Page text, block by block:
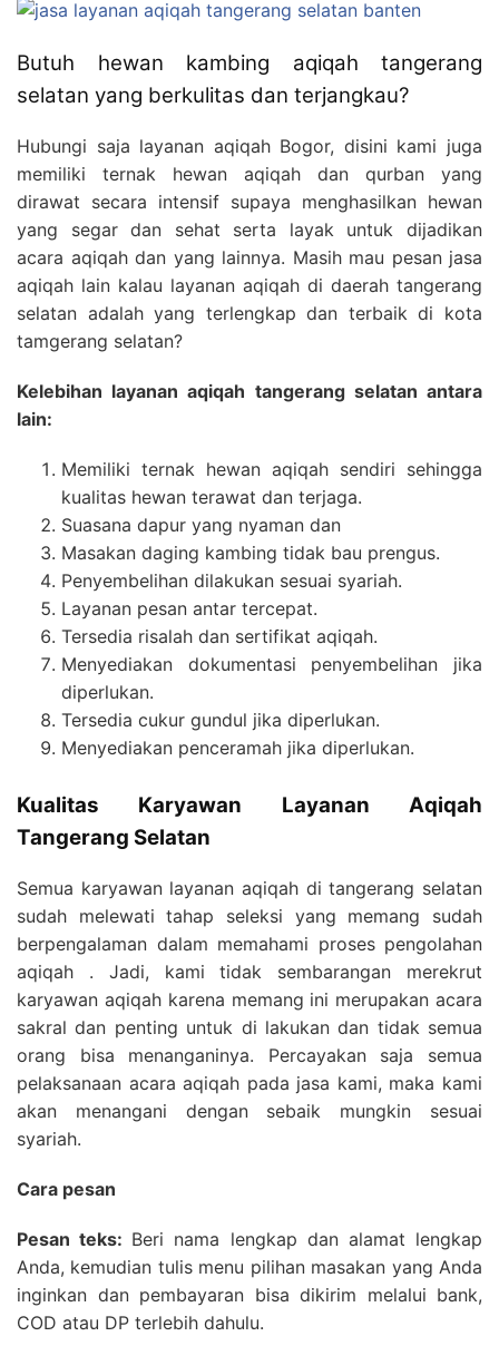
Butuh hewan kambing aqiqah tangerang
selatan yang berkulitas dan terjangkau?
Hubungi saja layanan aqiqah Bogor, disini kami juga
memiliki ternak hewan aqiqah dan qurban yang
dirawat secara intensif supaya menghasilkan hewan
yang segar dan sehat serta layak untuk dijadikan
acara aqiqah dan yang lainnya. Masih mau pesan jasa
aqiqah lain kalau layanan aqiqah di daerah tangerang
selatan adalah yang terlengkap dan terbaik di kota
tamgerang selatan?
Kelebihan layanan aqiqah tangerang selatan antara
lain:
Memiliki ternak hewan aqiqah sendiri sehingga
kualitas hewan terawat dan terjaga.
Suasana dapur yang nyaman dan
Masakan daging kambing tidak bau prengus.
Penyembelihan dilakukan sesuai syariah.
Layanan pesan antar tercepat.
Tersedia risalah dan sertifikat aqiqah.
Menyediakan dokumentasi penyembelihan jika
diperlukan.
Tersedia cukur gundul jika diperlukan.
Menyediakan penceramah jika diperlukan.
Kualitas Karyawan Layanan Aqiqah
Tangerang Selatan
Semua karyawan layanan aqiqah di tangerang selatan
sudah melewati tahap seleksi yang memang sudah
berpengalaman dalam memahami proses pengolahan
aqiqah . Jadi, kami tidak sembarangan merekrut
karyawan aqiqah karena memang ini merupakan acara
sakral dan penting untuk di lakukan dan tidak semua
orang bisa menanganinya. Percayakan saja semua
pelaksanaan acara aqiqah pada jasa kami, maka kami
akan menangani dengan sebaik mungkin sesuai
syariah.
Cara pesan
Pesan teks: Beri nama lengkap dan alamat lengkap
Anda, kemudian tulis menu pilihan masakan yang Anda
inginkan dan pembayaran bisa dikirim melalui bank,
COD atau DP terlebih dahulu.